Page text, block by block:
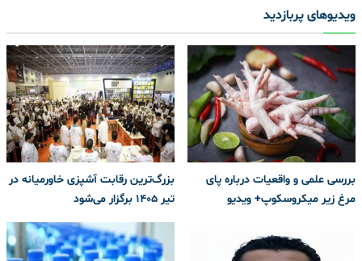
ویدیوهای پربازدید
بررسی علمی و واقعیات درباره پای
مرغ زیر میکروسکوپ+ ویدیو
بزرگ‌ترین رقابت آشپزی خاورمیانه در
تیر ۱۴۰۵ برگزار می‌شود